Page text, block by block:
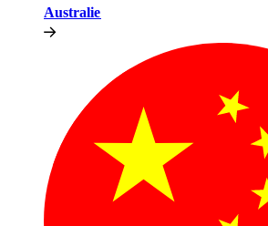
Australie​​